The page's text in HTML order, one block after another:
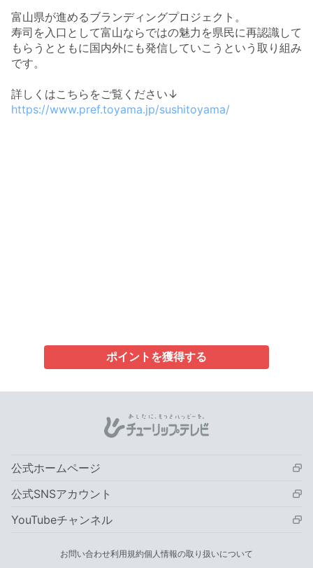
富山県が進めるブランディングプロジェクト。
寿司を入口として富山ならではの魅力を県民に再認識して
もらうとともに国内外にも発信していこうという取り組み
です。
詳しくはこちらをご覧ください↓
https://www.pref.toyama.jp/sushitoyama/
ポイントを獲得する
公式ホームページ
公式SNSアカウント
YouTubeチャンネル
お問い合わせ利用規約個人情報の取り扱いについて